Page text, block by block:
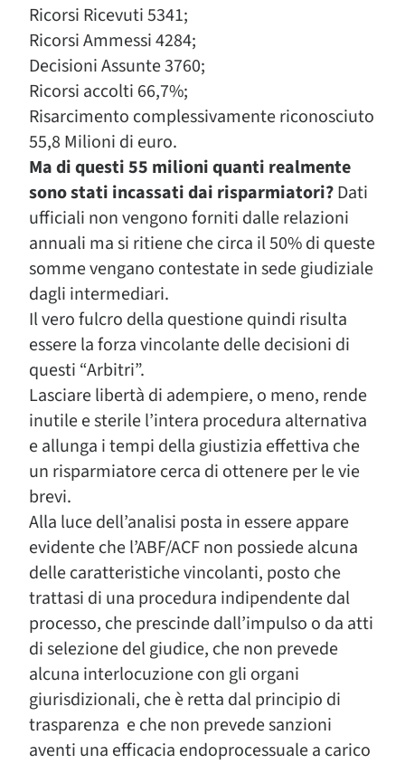
Ricorsi Ricevuti 5341;
Ricorsi Ammessi 4284;
Decisioni Assunte 3760;
Ricorsi accolti 66,7%;
Risarcimento complessivamente riconosciuto
55,8 Milioni di euro.
Ma di questi 55 milioni quanti realmente
sono stati incassati dai risparmiatori?Dati
ufficiali non vengono forniti dalle relazioni
annuali ma si ritiene che circa il 50% di queste
somme vengano contestate in sede giudiziale
dagli intermediari.
Il vero fulcro della questione quindi risulta
essere la forza vincolante delle decisioni di
questi “Arbitri”.
Lasciare libertà di adempiere, o meno, rende
inutile e sterile l’intera procedura alternativa
e allunga i tempi della giustizia effettiva che
un risparmiatore cerca di ottenere per le vie
brevi.
Alla luce dell’analisi posta in essere appare
evidente che l’ABF/ACF non possiede alcuna
delle caratteristiche vincolanti, posto che
trattasi di una procedura indipendente dal
processo, che prescinde dall’impulso o da atti
di selezione del giudice, che non prevede
alcuna interlocuzione con gli organi
giurisdizionali, che è retta dal principio di
trasparenza e che non prevede sanzioni
aventi una efficacia endoprocessuale a carico